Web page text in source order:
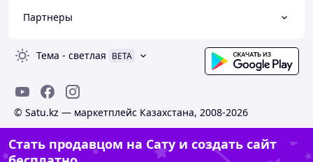
Партнеры
Тема - светлая BETA
© Satu.kz — маркетплейс Казахстана, 2008-2026
Стать продавцом на Сату и создать сайт